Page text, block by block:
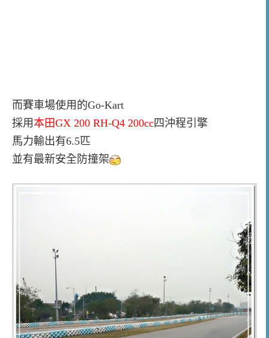
而賽車場使用的Go-Kart
採用本田GX 200 RH-Q4 200cc四沖程引擎
馬力輸出有6.5匹
並有最新安全防撞架